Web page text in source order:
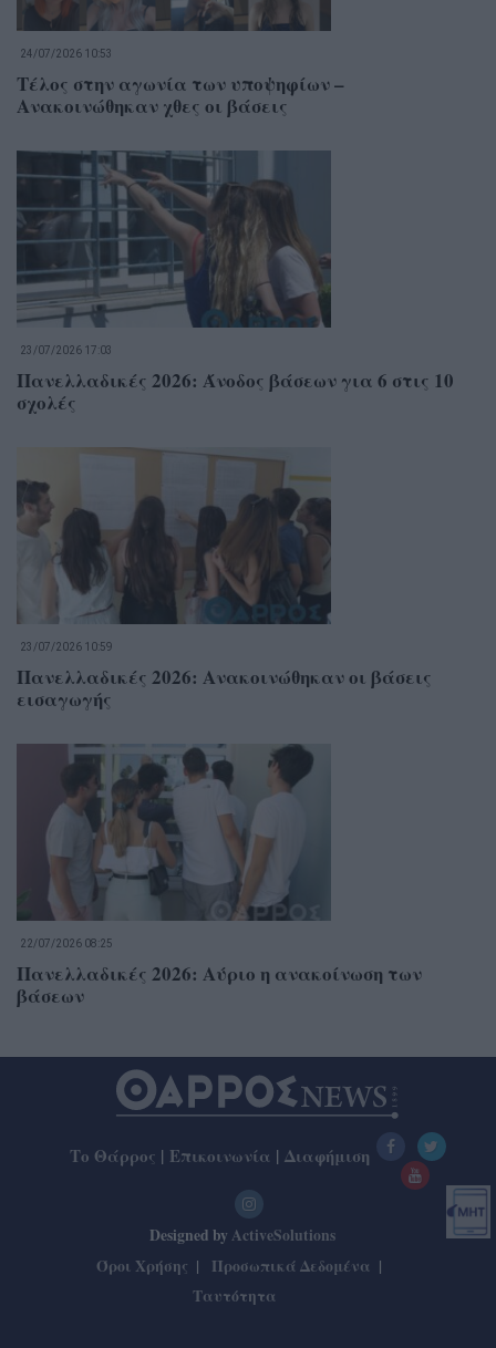
24/07/2026 10:53
Τέλος στην αγωνία των υποψηφίων –
Ανακοινώθηκαν χθες οι βάσεις
23/07/2026 17:03
Πανελλαδικές 2026: Άνοδος βάσεων για 6 στις 10
σχολές
23/07/2026 10:59
Πανελλαδικές 2026: Ανακοινώθηκαν οι βάσεις
εισαγωγής
22/07/2026 08:25
Πανελλαδικές 2026: Αύριο η ανακοίνωση των
βάσεων
Το Θάρρος | Επικοινωνία | Διαφήμιση
Designed by ActiveSolutions
Όροι Χρήσης
Προσωπικά Δεδομένα
Ταυτότητα